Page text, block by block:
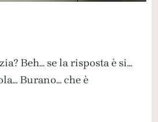
Beh... se la risposta è si...
Burano... che è